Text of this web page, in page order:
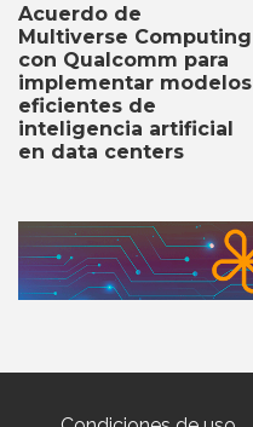
Acuerdo de
Multiverse Computing
con Qualcomm para
implementar modelos
eficientes de
inteligencia artificial
en data centers